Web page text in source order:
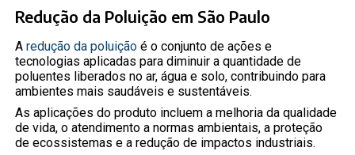
Redução da Poluição em São Paulo
Aredução da poluição é o conjunto de ações e
tecnologias aplicadas para diminuir a quantidade de
poluentes liberados no ar, água e solo, contribuindo para
ambientes mais saudáveis e sustentáveis.
As aplicações do produto incluem a melhoria da qualidade
de vida, o atendimento a normas ambientais, a proteção
de ecossistemas e a redução de impactos industriais.